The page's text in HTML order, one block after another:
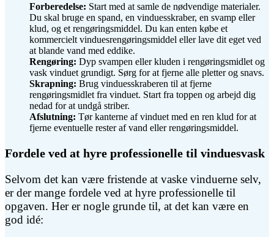
Forberedelse: Start med at samle de nødvendige materialer.
Du skal bruge en spand, en vinduesskraber, en svamp eller
klud, og et rengøringsmiddel. Du kan enten købe et
kommercielt vinduesrengøringsmiddel eller lave dit eget ved
at blande vand med eddike.
Rengøring: Dyp svampen eller kluden i rengøringsmidlet og
vask vinduet grundigt. Sørg for at fjerne alle pletter og snavs.
Skrapning: Brug vinduesskraberen til at fjerne
rengøringsmidlet fra vinduet. Start fra toppen og arbejd dig
nedad for at undgå striber.
Afslutning: Tør kanterne af vinduet med en ren klud for at
fjerne eventuelle rester af vand eller rengøringsmiddel.
Fordele ved at hyre professionelle til vinduesvask
Selvom det kan være fristende at vaske vinduerne selv,
er der mange fordele ved at hyre professionelle til
opgaven. Her er nogle grunde til, at det kan være en
god idé: